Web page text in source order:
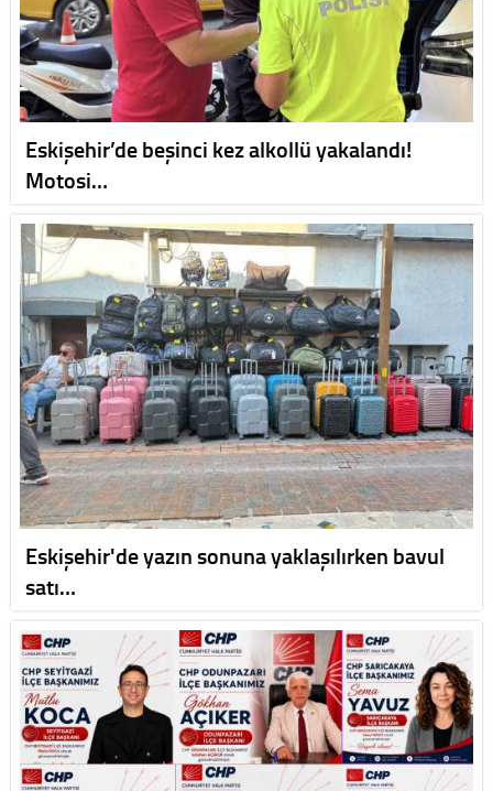
Eskişehir’de beşinci kez alkollü yakalandı!
Motosi…
Eskişehir'de yazın sonuna yaklaşılırken bavul
satı…